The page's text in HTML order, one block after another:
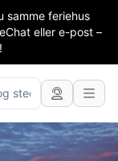
samme feriehus
eller e-post –